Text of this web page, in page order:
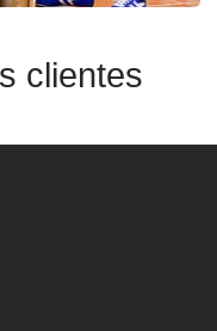
clientes